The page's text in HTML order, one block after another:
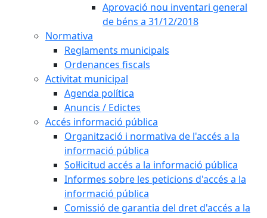
Aprovació nou inventari general
de béns a 31/12/2018
Normativa
Reglaments municipals
Ordenances fiscals
Activitat municipal
Agenda política
Anuncis / Edictes
Accés informació pública
Organització i normativa de l'accés a la
informació pública
Sol·licitud accés a la informació pública
Informes sobre les peticions d'accés a la
informació pública
Comissió de garantia del dret d'accés a la